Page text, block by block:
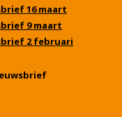
16 maart
9 maart
2 februari